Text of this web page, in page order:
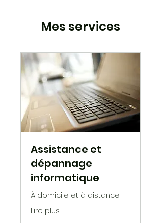
Mes services
Assistance et
dépannage
informatique
À domicile et à distance
Lire plus